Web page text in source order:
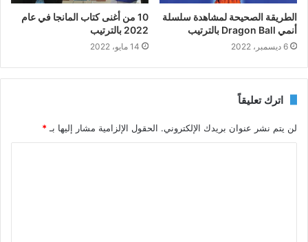
الطريقة الصحيحة لمشاهدة سلسلة
أنمي Dragon Ball بالترتيب
6 ديسمبر، 2022
10 من أغنى كتاب المانجا في عام
2022 بالترتيب
14 مايو، 2022
اترك تعليقاً
لن يتم نشر عنوان بريدك الإلكتروني. الحقول الإلزامية مشار إليها بـ *